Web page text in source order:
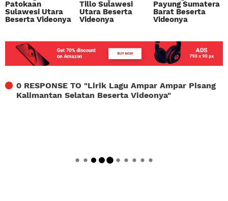
Patokaan
Sulawesi Utara
Beserta Videonya
Tillo Sulawesi
Utara Beserta
Videonya
Payung Sumatera
Barat Beserta
Videonya
0 RESPONSE TO "Lirik Lagu Ampar Ampar Pisang
Kalimantan Selatan Beserta Videonya"